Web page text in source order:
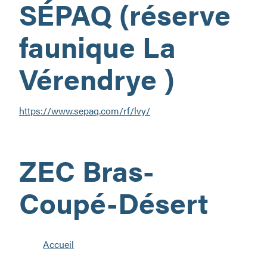
aux
sensations
SÉPAQ (réserve
faunique La
Vérendrye )
https://www.sepaq.com/rf/lvy/
ZEC Bras-
Coupé-Désert
Accueil